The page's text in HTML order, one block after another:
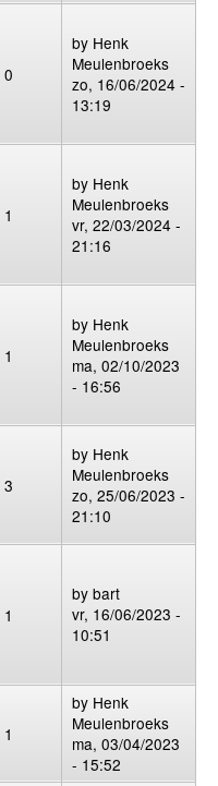
0
by Henk
Meulenbroeks
zo, 16/06/2024 -
13:19
1
by Henk
Meulenbroeks
vr, 22/03/2024 -
21:16
1
by Henk
Meulenbroeks
ma, 02/10/2023
- 16:56
3
by Henk
Meulenbroeks
zo, 25/06/2023 -
21:10
1
by bart
vr, 16/06/2023 -
10:51
1
by Henk
Meulenbroeks
ma, 03/04/2023
- 15:52